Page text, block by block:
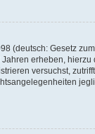
(deutsch: Gesetz
erheben,
versuchst,